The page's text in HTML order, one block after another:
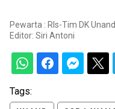
Pewarta : Rls-Tim DK Unand
Editor: Siri Antoni
Tags: